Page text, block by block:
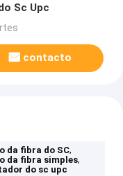
Sc Upc
contacto
da fibra do SC,
da fibra simples,
do sc upc